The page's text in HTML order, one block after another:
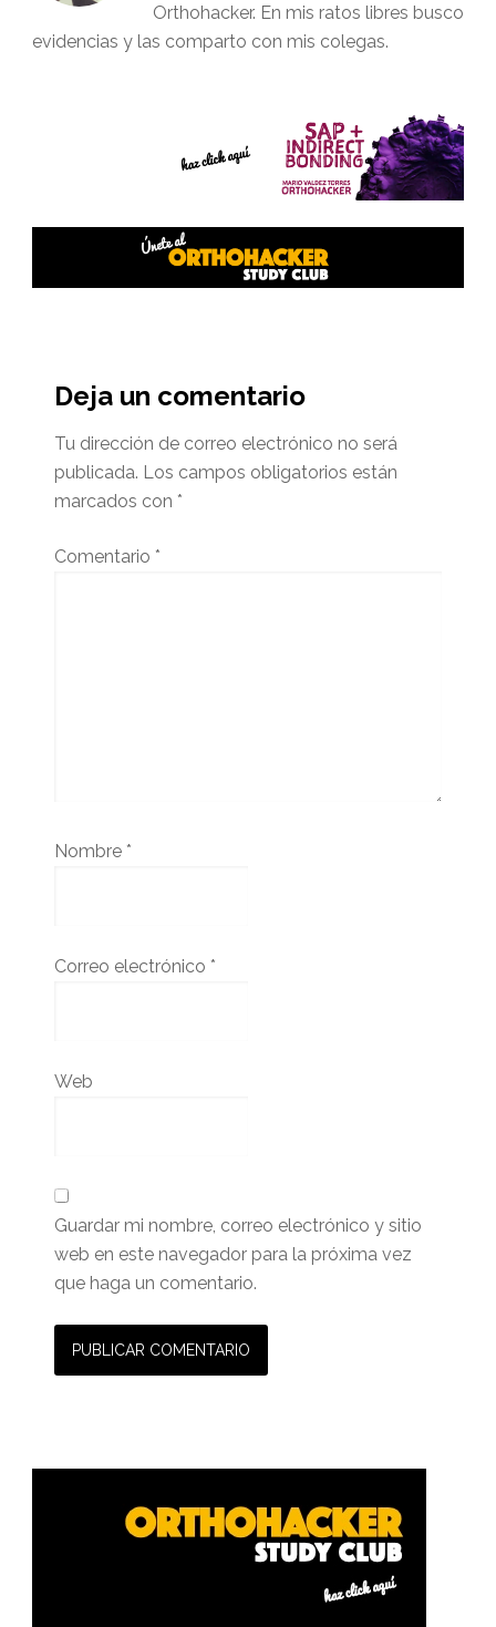
Orthohacker. En mis ratos libres busco
evidencias y las comparto con mis colegas.
del
lector
Deja un comentario
Tu dirección de correo electrónico no será
publicada. Los campos obligatorios están
marcados con *
Comentario *
Nombre *
Correo electrónico *
Web
Guardar mi nombre, correo electrónico y sitio
web en este navegador para la próxima vez
que haga un comentario.
Barra
primaria